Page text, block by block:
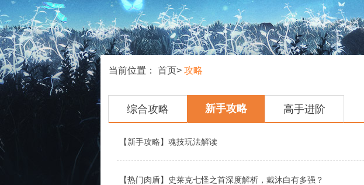
当前位置： 首页> 攻略
综合攻略 新手攻略 高手进阶
【新手攻略】魂技玩法解读
【热门肉盾】史莱克七怪之首深度解析，戴沐白有多强？